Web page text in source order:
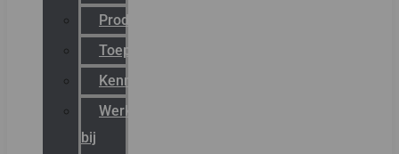
Productnieuws
Toepassingen
Kenniscentrum
Werken
bij